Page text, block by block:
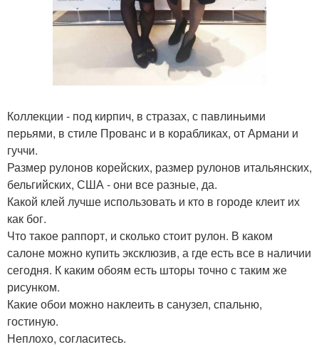
Коллекции - под кирпич, в стразах, с павлиньими
перьями, в стиле Прованс и в корабликах, от Армани и
гуччи.
Размер рулонов корейских, размер рулонов итальянских,
бельгийских, США - они все разные, да.
Какой клей лучше использовать и кто в городе клеит их
как бог.
Что такое раппорт, и сколько стоит рулон. В каком
салоне можно купить эксклюзив, а где есть все в наличии
сегодня. К каким обоям есть шторы точно с таким же
рисунком.
Какие обои можно наклеить в санузел, спальню,
гостиную.
Неплохо, согласитесь.